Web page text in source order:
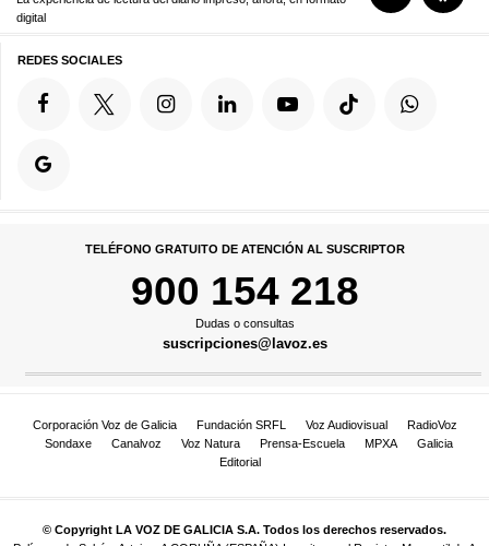
digital
REDES SOCIALES
TELÉFONO GRATUITO DE ATENCIÓN AL SUSCRIPTOR
900 154 218
Dudas o consultas
suscripciones@lavoz.es
Corporación Voz de Galicia Fundación SRFL Voz Audiovisual
RadioVoz
Sondaxe
Canalvoz Voz Natura Prensa-Escuela MPXA
Galicia
Editorial
© Copyright LA VOZ DE GALICIA S.A. Todos los derechos reservados.